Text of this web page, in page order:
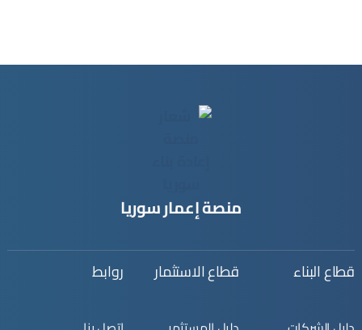
منصة إعمار سوريا
قطاع البناء قطاع الاستثمار روابط